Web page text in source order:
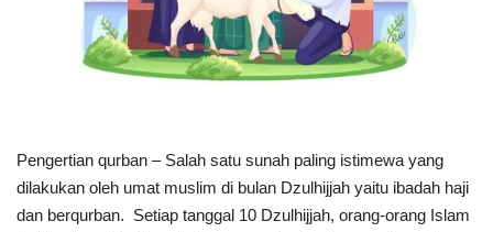
Pengertian qurban – Salah satu sunah paling istimewa yang
dilakukan oleh umat muslim di bulan Dzulhijjah yaitu ibadah haji
dan berqurban. Setiap tanggal 10 Dzulhijjah, orang-orang Islam